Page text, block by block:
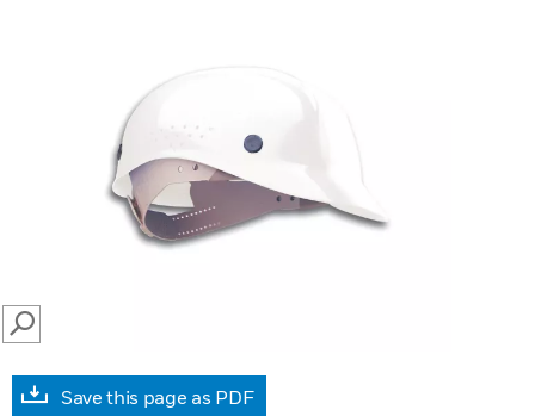
SEARCH
Save this page as PDF